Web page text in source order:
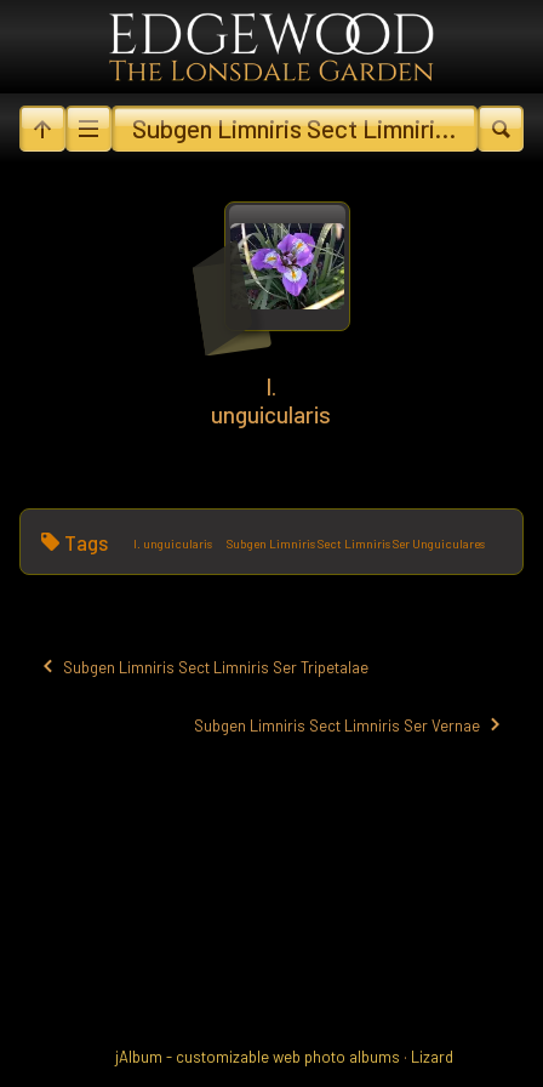
Subgen Limniris Sect Limniris Ser Unguiculares
I.
unguicularis
Tags I. unguicularis Subgen Limniris Sect Limniris Ser Unguiculares
Subgen Limniris Sect Limniris Ser Tripetalae
Subgen Limniris Sect Limniris Ser Vernae
jAlbum - customizable web photo albums · Lizard